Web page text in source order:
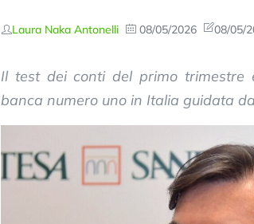
Laura Naka Antonelli 08/05/2026 08/05/
Il test dei conti del primo trimestre
banca numero uno in Italia guidata